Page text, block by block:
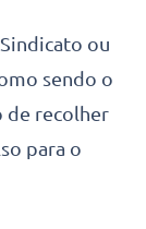
ou
sendo o
de recolher
para o